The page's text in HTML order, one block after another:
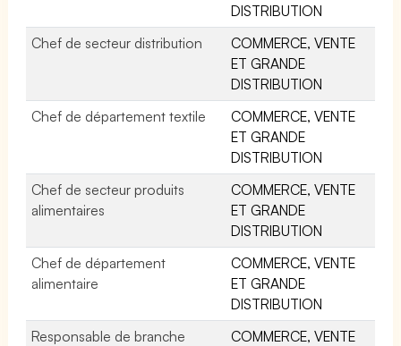
DISTRIBUTION
Chef de secteur distribution
COMMERCE, VENTE
ET GRANDE
DISTRIBUTION
Chef de département textile
COMMERCE, VENTE
ET GRANDE
DISTRIBUTION
Chef de secteur produits
alimentaires
COMMERCE, VENTE
ET GRANDE
DISTRIBUTION
Chef de département
alimentaire
COMMERCE, VENTE
ET GRANDE
DISTRIBUTION
Responsable de branche
COMMERCE, VENTE